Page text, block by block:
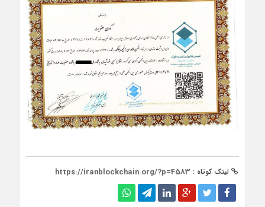
لینک کوتاه : https://iranblockchain.org/?p=4583